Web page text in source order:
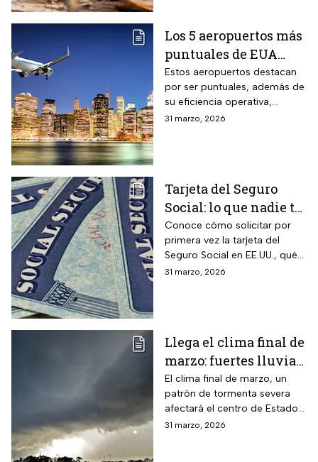
Los 5 aeropuertos más
puntuales de EUA
para viajar en Semana
Santa
Estos aeropuertos destacan
por ser puntuales, además de
su eficiencia operativa,
gestión del flujo de pasajeros
31 marzo, 2026
Tarjeta del Seguro
Social: lo que nadie te
cuenta sobre cómo
obtenerla o
reemplazarla
Conoce cómo solicitar por
primera vez la tarjeta del
Seguro Social en EE.UU., qué
hacer para reemplazarla y
31 marzo, 2026
Llega el clima final de
marzo: fuertes lluvias
y riesgo de
inundaciones en EUA
El clima final de marzo, un
patrón de tormenta severa
afectará el centro de Estados
Unidos esta semana, dejará
31 marzo, 2026